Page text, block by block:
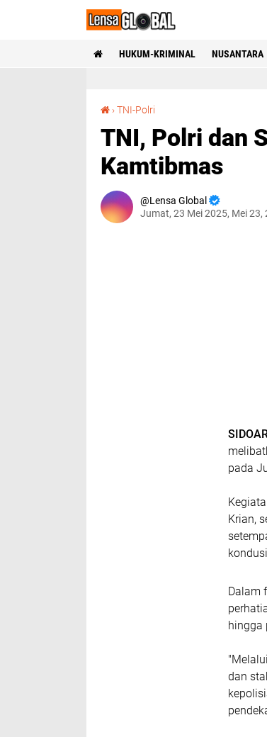
HUKUM-KRIMINAL NUSANTARA
›TNI-Polri
TNI, Polri dan
Kamtibmas
Lensa Global
Jumat, 23 Mei 2025, Mei 23,
pada
Krian,
Dalam
hingga
dan